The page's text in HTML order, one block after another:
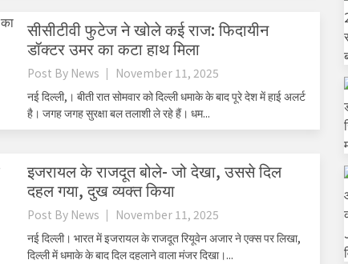
सीसीटीवी फुटेज ने खोले कई राज: फिदायीन
डॉक्टर उमर का कटा हाथ मिला
Post By News
November 11, 2025
नई दिल्ली,। बीती रात सोमवार को दिल्ली धमाके के बाद पूरे देश में हाई अलर्ट
है। जगह जगह सुरक्षा बल तलाशी ले रहे हैं। धम...
इजरायल के राजदूत बोले- जो देखा, उससे दिल
दहल गया, दुख व्यक्त किया
Post By News
November 11, 2025
नई दिल्ली। भारत में इजरायल के राजदूत रियूवेन अजार ने एक्स पर लिखा,
दिल्ली में धमाके के बाद दिल दहलाने वाला मंजर दिखा।...